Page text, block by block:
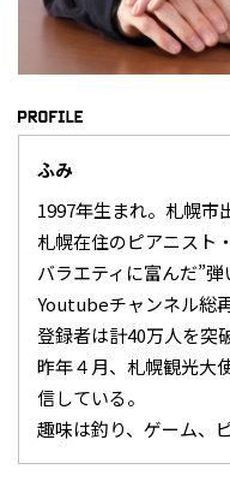
ふみ
1997年生まれ。札幌市
札幌在住のピアニスト
バラエティに富んだ”弾
Youtubeチャンネル総
登録者は計40万人を突
昨年４月、札幌観光大
信している。
趣味は釣り、ゲーム、ピ